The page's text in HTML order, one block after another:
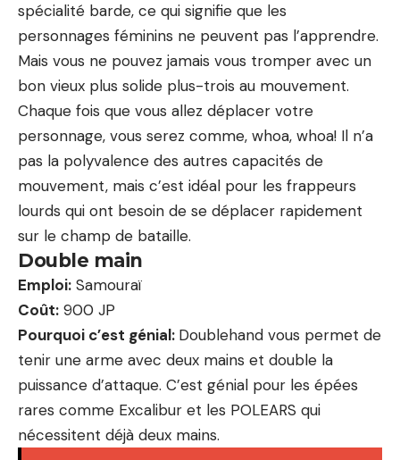
spécialité barde, ce qui signifie que les
personnages féminins ne peuvent pas l’apprendre.
Mais vous ne pouvez jamais vous tromper avec un
bon vieux plus solide plus-trois au mouvement.
Chaque fois que vous allez déplacer votre
personnage, vous serez comme, whoa, whoa! Il n’a
pas la polyvalence des autres capacités de
mouvement, mais c’est idéal pour les frappeurs
lourds qui ont besoin de se déplacer rapidement
sur le champ de bataille.
Double main
Emploi: Samouraï
Coût: 900 JP
Pourquoi c’est génial: Doublehand vous permet de
tenir une arme avec deux mains et double la
puissance d’attaque. C’est génial pour les épées
rares comme Excalibur et les POLEARS qui
nécessitent déjà deux mains.